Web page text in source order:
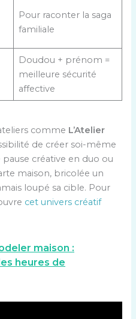
Pour raconter la saga
familiale
Doudou + prénom =
meilleure sécurité
affective
comme L’Atelier
de créer soi-même
pause créative en duo ou
maison, bricolée un
loupé sa cible. Pour
cet univers créatif
maison :
heures de